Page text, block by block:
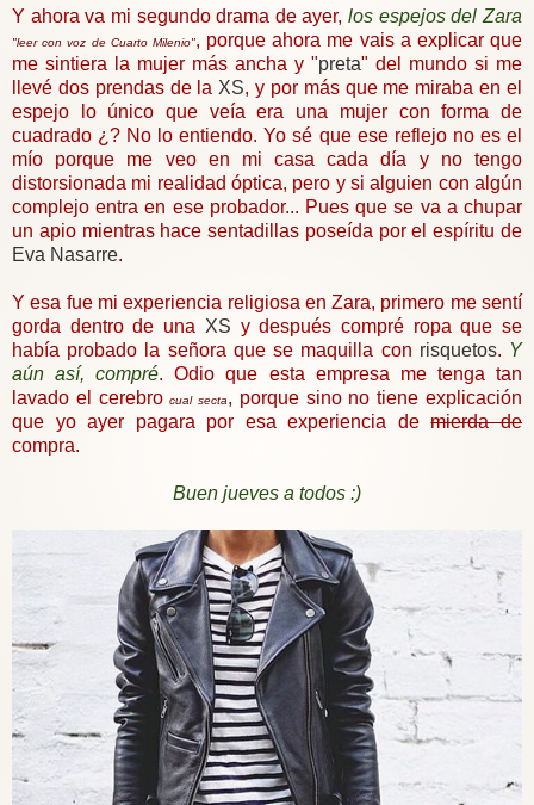
Y ahora va mi segundo drama de ayer,los espejos del Zara
"leer con voz de Cuarto Milenio", porque ahora me vais a explicar que
me sintiera la mujer más ancha y "preta" del mundo si me
llevé dos prendas de la XS, y por más que me miraba en el
espejo lo único que veía era una mujer con forma de
cuadrado ¿? No lo entiendo. Yo sé que ese reflejo no es el
mío porque me veo en mi casa cada día y no tengo
distorsionada mi realidad óptica, pero y si alguien con algún
complejo entra en ese probador... Pues que se va a chupar
un apio mientras hace sentadillas poseída por el espíritu de
Eva Nasarre.
Y esa fue mi experiencia religiosa en Zara, primero me sentí
gorda dentro de una XS y después compré ropa que se
había probado la señora que se maquilla con risquetos. Y
aún así, compré. Odio que esta empresa me tenga tan
lavado el cerebrocual secta, porque sino no tiene explicación
que yo ayer pagara por esa experiencia demierda de
compra.
Buen jueves a todos :)